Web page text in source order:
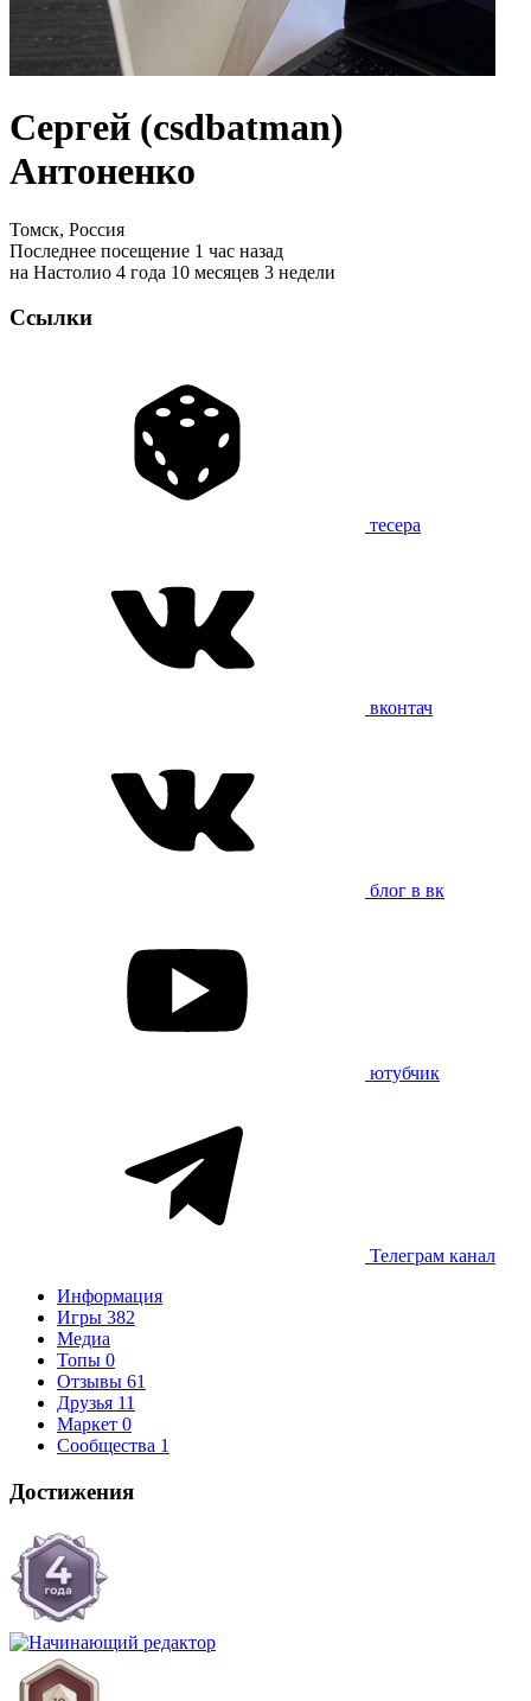
Сергей (csdbatman)
Антоненко
Томск, Россия
Последнее посещение 1 час назад
на Настолио 4 года 10 месяцев 3 недели
Ссылки
тесера
вконтач
блог в вк
ютубчик
Телеграм канал
Информация
Игры 382
Медиа
Топы 0
Отзывы 61
Друзья 11
Маркет 0
Сообщества 1
Достижения